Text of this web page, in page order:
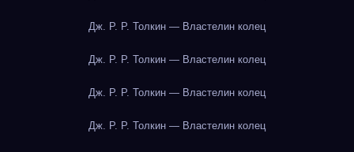
Дж. Р. Р. Толкин — Властелин колец
Дж. Р. Р. Толкин — Властелин колец
Дж. Р. Р. Толкин — Властелин колец
Дж. Р. Р. Толкин — Властелин колец